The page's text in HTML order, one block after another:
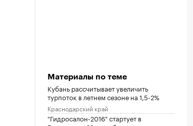
Материалы по теме
Кубань рассчитывает увеличить
турпоток в летнем сезоне на 1,5-2%
Краснодарский край
"Гидросалон-2016" стартует в